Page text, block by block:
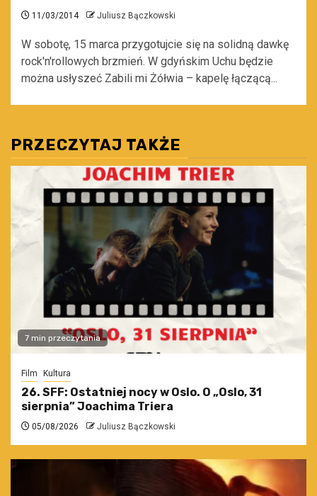
11/03/2014 Juliusz Bączkowski
W sobotę, 15 marca przygotujcie się na solidną dawkę
rock'n'rollowych brzmień. W gdyńskim Uchu będzie
można usłyszeć Zabili mi Żółwia – kapelę łączącą...
PRZECZYTAJ TAKŻE
7 min przeczytania
Film Kultura
26. SFF: Ostatniej nocy w Oslo. O „Oslo, 31
sierpnia” Joachima Triera
05/08/2026 Juliusz Bączkowski